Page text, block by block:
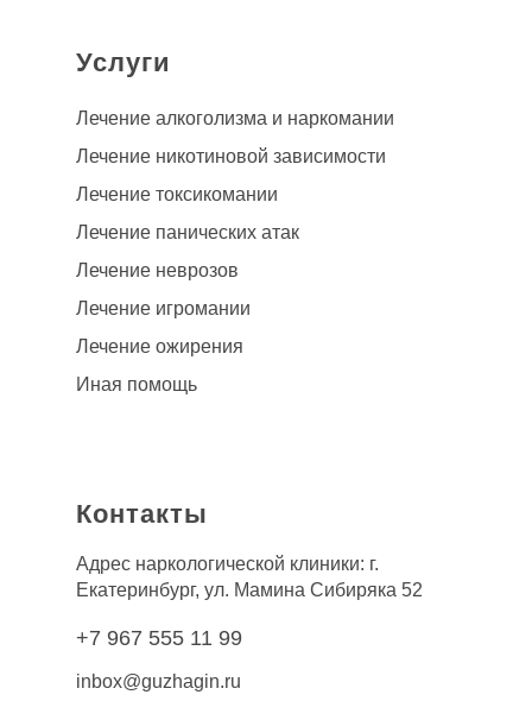
Услуги
Лечение алкоголизма и наркомании
Лечение никотиновой зависимости
Лечение токсикомании
Лечение панических атак
Лечение неврозов
Лечение игромании
Лечение ожирения
Иная помощь
Контакты
Адрес наркологической клиники: г.
Екатеринбург, ул. Мамина Сибиряка 52
inbox@guzhagin.ru
+7 967 555 11 99